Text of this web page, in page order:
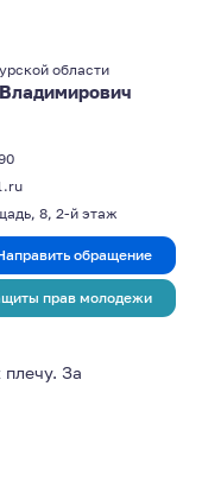
области
8, 2-й этаж
обращение
прав молодежи
За